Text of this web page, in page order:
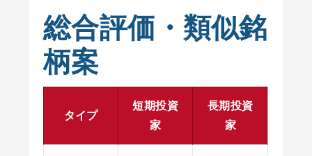
総合評価・類似銘
柄案
タイプ
短期投資
家
長期投資
家